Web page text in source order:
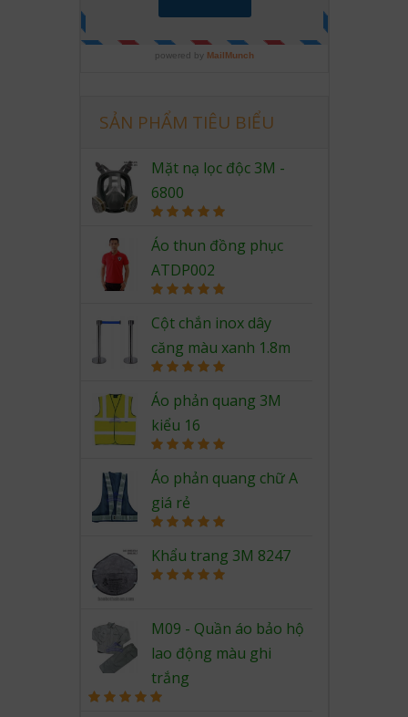
SẢN PHẨM TIÊU BIỂU
Mặt nạ lọc độc 3M -
6800
out of 5
Áo thun đồng phục
ATDP002
out of 5
Cột chắn inox dây
căng màu xanh 1.8m
out of 5
Áo phản quang 3M
kiểu 16
out of 5
Áo phản quang chữ A
giá rẻ
out of 5
Khẩu trang 3M 8247
M09 - Quần áo bảo hộ
lao động màu ghi
trắng